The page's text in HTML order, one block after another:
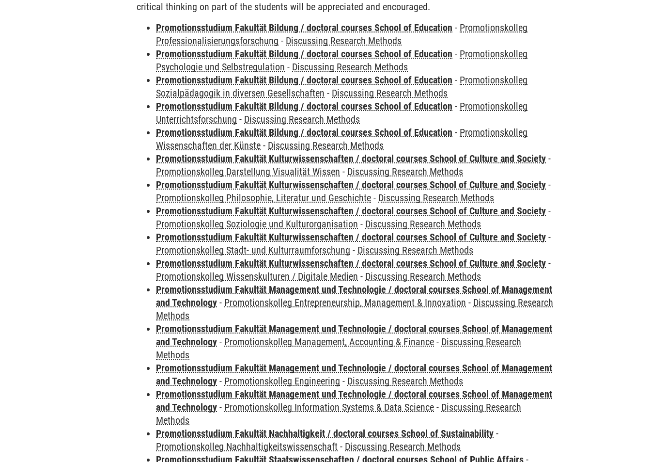
critical thinking on part of the students will be appreciated and encouraged.
Promotionsstudium Fakultät Bildung / doctoral courses School of Education - Promotionskolleg
Professionalisierungsforschung - Discussing Research Methods
Promotionsstudium Fakultät Bildung / doctoral courses School of Education - Promotionskolleg
Psychologie und Selbstregulation - Discussing Research Methods
Promotionsstudium Fakultät Bildung / doctoral courses School of Education - Promotionskolleg
Sozialpädagogik in diversen Gesellschaften - Discussing Research Methods
Promotionsstudium Fakultät Bildung / doctoral courses School of Education - Promotionskolleg
Unterrichtsforschung - Discussing Research Methods
Promotionsstudium Fakultät Bildung / doctoral courses School of Education - Promotionskolleg
Wissenschaften der Künste - Discussing Research Methods
Promotionsstudium Fakultät Kulturwissenschaften / doctoral courses School of Culture and Society -
Promotionskolleg Darstellung Visualität Wissen - Discussing Research Methods
Promotionsstudium Fakultät Kulturwissenschaften / doctoral courses School of Culture and Society -
Promotionskolleg Philosophie, Literatur und Geschichte - Discussing Research Methods
Promotionsstudium Fakultät Kulturwissenschaften / doctoral courses School of Culture and Society -
Promotionskolleg Soziologie und Kulturorganisation - Discussing Research Methods
Promotionsstudium Fakultät Kulturwissenschaften / doctoral courses School of Culture and Society -
Promotionskolleg Stadt- und Kulturraumforschung - Discussing Research Methods
Promotionsstudium Fakultät Kulturwissenschaften / doctoral courses School of Culture and Society -
Promotionskolleg Wissenskulturen / Digitale Medien - Discussing Research Methods
Promotionsstudium Fakultät Management und Technologie / doctoral courses School of Management
and Technology - Promotionskolleg Entrepreneurship, Management & Innovation - Discussing Research
Methods
Promotionsstudium Fakultät Management und Technologie / doctoral courses School of Management
and Technology - Promotionskolleg Management, Accounting & Finance - Discussing Research
Methods
Promotionsstudium Fakultät Management und Technologie / doctoral courses School of Management
and Technology - Promotionskolleg Engineering - Discussing Research Methods
Promotionsstudium Fakultät Management und Technologie / doctoral courses School of Management
and Technology - Promotionskolleg Information Systems & Data Science - Discussing Research
Methods
Promotionsstudium Fakultät Nachhaltigkeit / doctoral courses School of Sustainability -
Promotionskolleg Nachhaltigkeitswissenschaft - Discussing Research Methods
Promotionsstudium Fakultät Staatswissenschaften / doctoral courses School of Public Affairs -